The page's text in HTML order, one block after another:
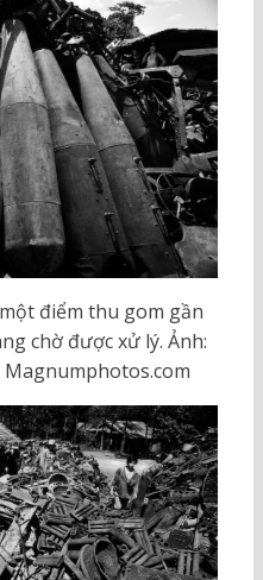
điểm thu gom gần
chờ được xử lý. Ảnh: